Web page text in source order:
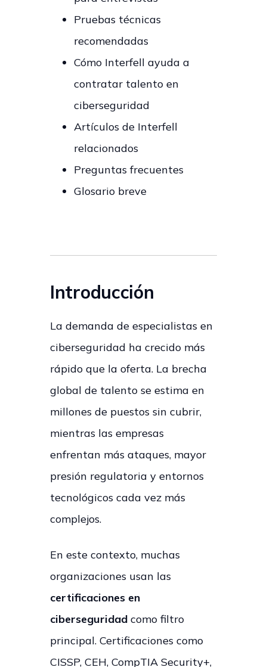
Pruebas técnicas
recomendadas
Cómo Interfell ayuda a
contratar talento en
ciberseguridad
Artículos de Interfell
relacionados
Preguntas frecuentes
Glosario breve
Introducción
La demanda de especialistas en
ciberseguridad ha crecido más
rápido que la oferta. La brecha
global de talento se estima en
millones de puestos sin cubrir,
mientras las empresas
enfrentan más ataques, mayor
presión regulatoria y entornos
tecnológicos cada vez más
complejos.
En este contexto, muchas
organizaciones usan las
certificaciones en
ciberseguridad como filtro
principal. Certificaciones como
CISSP, CEH, CompTIA Security+,